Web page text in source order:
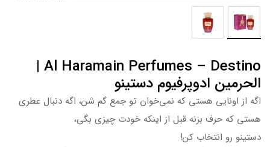
Al Haramain Perfumes – Destino |
الحرمین ادوپرفیوم دستینو
اگه از اونایی هستی که نمی‌خوان تو جمع گم شن، اگه دنبال عطری
هستی که حرف بزنه قبل از اینکه خودت چیزی بگی،
دستینو رو انتخاب کن!